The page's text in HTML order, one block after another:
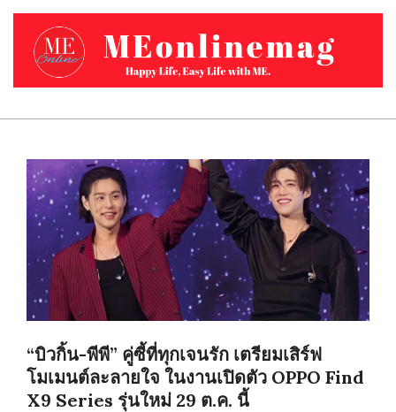
Skip
content
Primary
Menu
“บิวกิ้น-พีพี” คู่ซี้ที่ทุกเจนรัก เตรียมเสิร์ฟ
โมเมนต์ละลายใจ ในงานเปิดตัว OPPO Find
X9 Series รุ่นใหม่ 29 ต.ค. นี้